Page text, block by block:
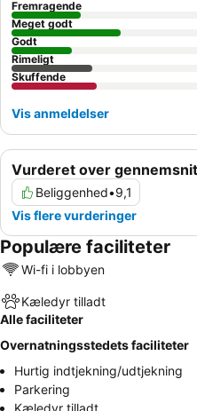
Vurderet over
Beliggenhed•9,1
Vis flere vurderinger
Fremragende
Meget godt
Godt
Rimeligt
Skuffende
Vis anmeldelser
Populære faciliteter
Wi-fi i lobbyen
Kæledyr tilladt
Alle faciliteter
Overnatningsstedets faciliteter
Hurtig indtjekning/udtjekning
Parkering
Kæledyr tilladt